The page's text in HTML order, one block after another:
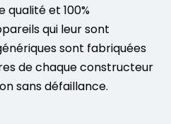
qualité et 100%
qui leur sont
sont fabriquées
de chaque constructeur
sans défaillance.